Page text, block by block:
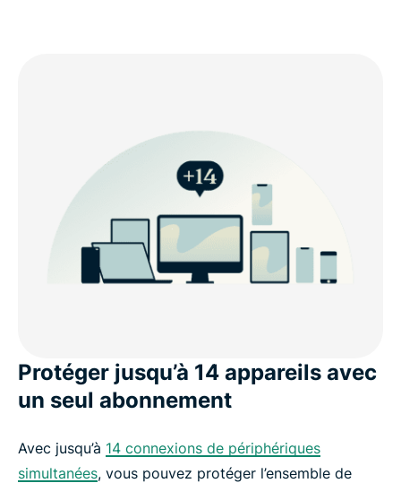
Protéger jusqu’à 14 appareils avec
un seul abonnement
Avec jusqu’à 14 connexions de périphériques
simultanées, vous pouvez protéger l’ensemble de